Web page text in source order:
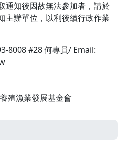
通知後因故無法參加者，請於
主辦單位，以利後續行政作業
8008 #28 何專員/ Email:
殖漁業發展基金會